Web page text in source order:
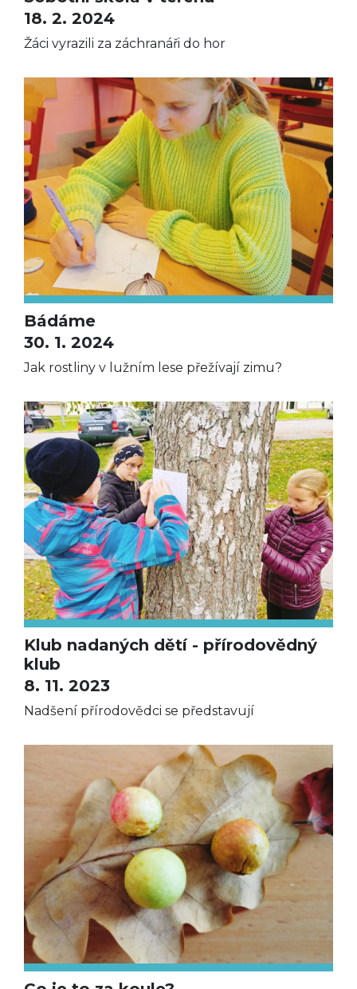
18. 2. 2024
Žáci vyrazili za záchranáři do hor
Bádáme
30. 1. 2024
Jak rostliny v lužním lese přežívají zimu?
Klub nadaných dětí - přírodovědný
klub
8. 11. 2023
Nadšení přírodovědci se představují